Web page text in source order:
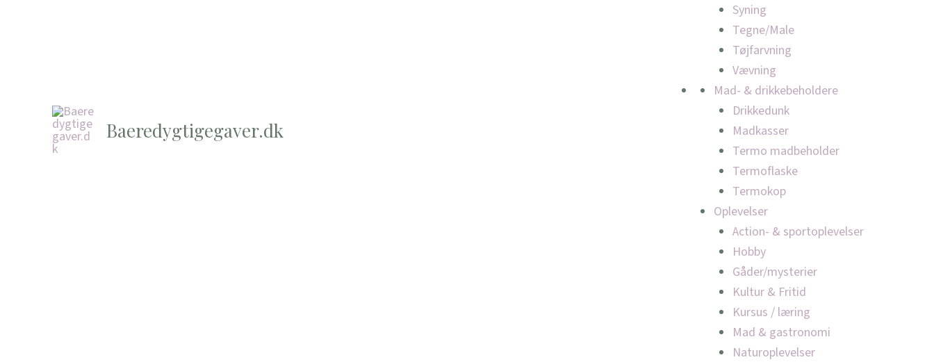
Baeredygtigegaver.dk
Syning
Tegne/Male
Tøjfarvning
Vævning
Mad- & drikkebeholdere
Drikkedunk
Madkasser
Termo madbeholder
Termoflaske
Termokop
Oplevelser
Action- & sportoplevelser
Hobby
Gåder/mysterier
Kultur & Fritid
Kursus / læring
Mad & gastronomi
Naturoplevelser